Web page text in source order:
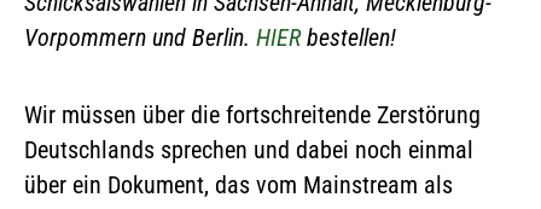
Vorpommern und Berlin. HIERbestellen!
Wir müssen über die fortschreitende Zerstörung
Deutschlands sprechen und dabei noch einmal
über ein Dokument, das vom Mainstream als